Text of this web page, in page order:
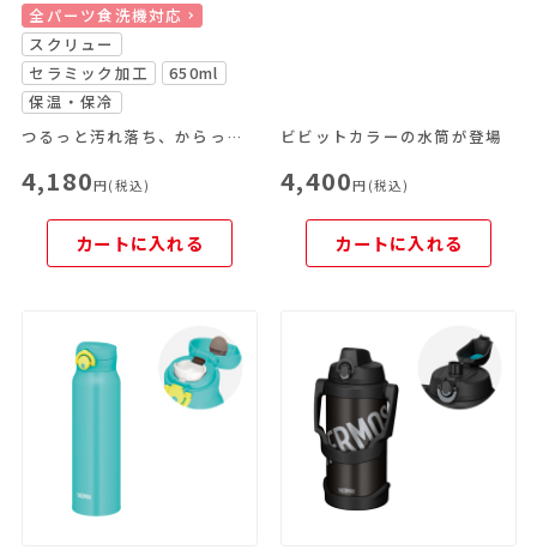
全パーツ食洗機対応
スクリュー
セラミック加工
650ml
保温・保冷
つるっと汚れ落ち、からっと乾く！セラミック加工のスクリューマグ
4,180円(税込)
カートに入れる
ビビットカラーの水筒が登場
4,400円(税込)
カートに入れる